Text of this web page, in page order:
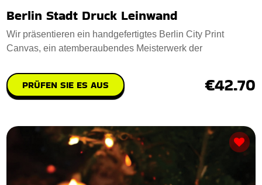
Berlin Stadt Druck Leinwand
Wir präsentieren ein handgefertigtes Berlin City Print
Canvas, ein atemberaubendes Meisterwerk der
PRÜFEN SIE ES AUS €42.70